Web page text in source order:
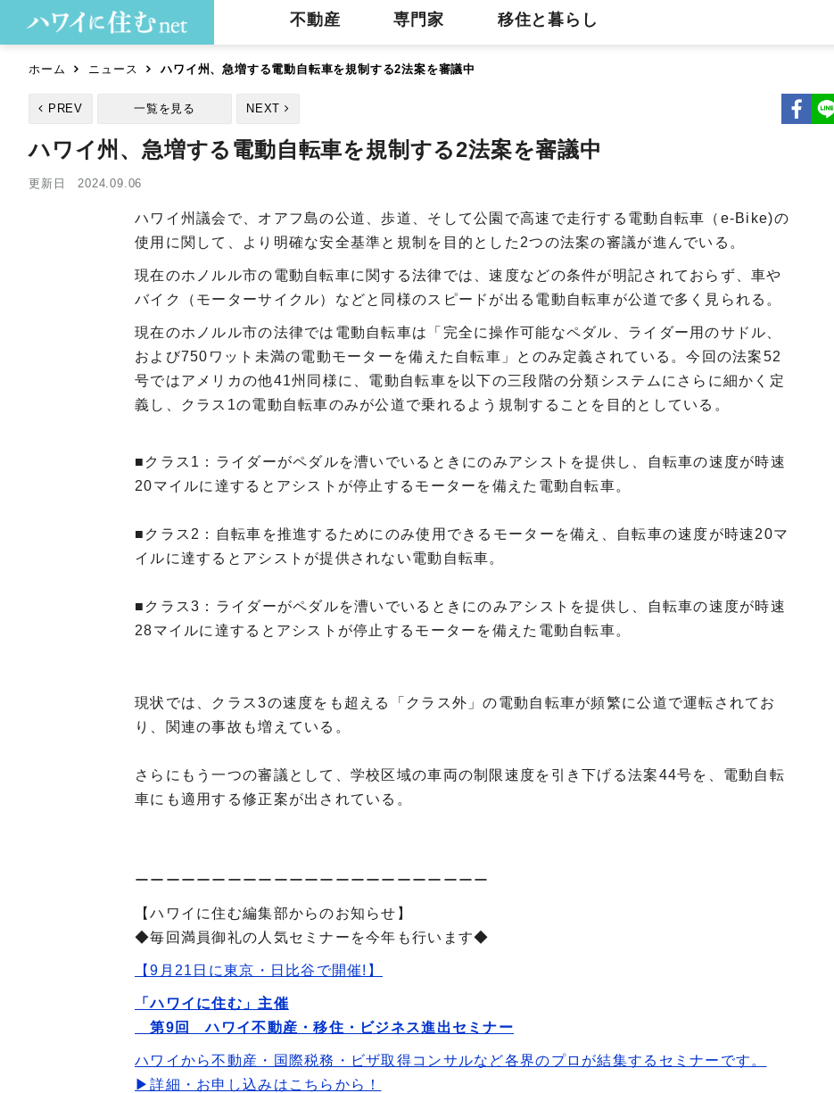
不動産 専門家 移住と暮らし
ホーム ニュース ハワイ州、急増する電動自転車を規制する2法案を審議中
PREV 一覧を見る NEXT
ハワイ州、急増する電動自転車を規制する2法案を審議中
更新日 2024.09.06
ハワイ州議会で、オアフ島の公道、歩道、そして公園で高速で走行する電動自転車（e-Bike)の
使用に関して、より明確な安全基準と規制を目的とした2つの法案の審議が進んでいる。
現在のホノルル市の電動自転車に関する法律では、速度などの条件が明記されておらず、車や
バイク（モーターサイクル）などと同様のスピードが出る電動自転車が公道で多く見られる。
現在のホノルル市の法律では電動自転車は「完全に操作可能なペダル、ライダー用のサドル、
および750ワット未満の電動モーターを備えた自転車」とのみ定義されている。今回の法案52
号ではアメリカの他41州同様に、電動自転車を以下の三段階の分類システムにさらに細かく定
義し、
クラス1の電動自転車のみが公道で乗れるよう規制することを目的としている。
■クラス1：ライダーがペダルを漕いでいるときにのみアシストを提供し、自転車の速度が時速
20マイルに達するとアシストが停止するモーターを備えた電動自転車。
■クラス2：自転車を推進するためにのみ使用できるモーターを備え、自転車の速度が時速20マ
イルに達するとアシストが提供されない電動自転車。
■クラス3：ライダーがペダルを漕いでいるときにのみアシストを提供し、自転車の速度が時速
28マイルに達するとアシストが停止するモーターを備えた電動自転車。
現状では、クラス3の速度をも超える「クラス外」の電動自転車が頻繁に公道で運転されてお
り、関連の事故も増えている。
さらにもう一つの審議として、学校区域の車両の制限速度を引き下げる法案44号を、電動自転
車にも適用する修正案が出されている。
ーーーーーーーーーーーーーーーーーーーーーーー
【ハワイに住む編集部からのお知らせ】
◆毎回満員御礼の人気セミナーを今年も行います◆
【9月21日に東京・日比谷で開催!】
「ハワイに住む」主催
第9回 ハワイ不動産・移住・ビジネス進出セミナー
ハワイから不動産・国際税務・ビザ取得コンサルなど各界のプロが結集するセミナーです。
▶詳細・お申し込みはこちらから！